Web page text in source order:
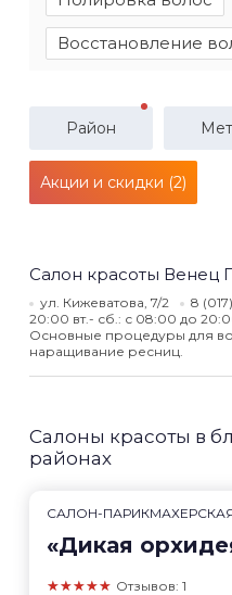
Восстановление
Район
Акции и скидки (2)
Салон красоты Венец
ул. Кижеватова, 7/2 8
20:00 вт.- сб.: с 08:00 до
Основные процедуры для
наращивание ресниц.
Салоны красоты в
районах
САЛОН-
«Дикая
★★★★★ Отзывов: 1